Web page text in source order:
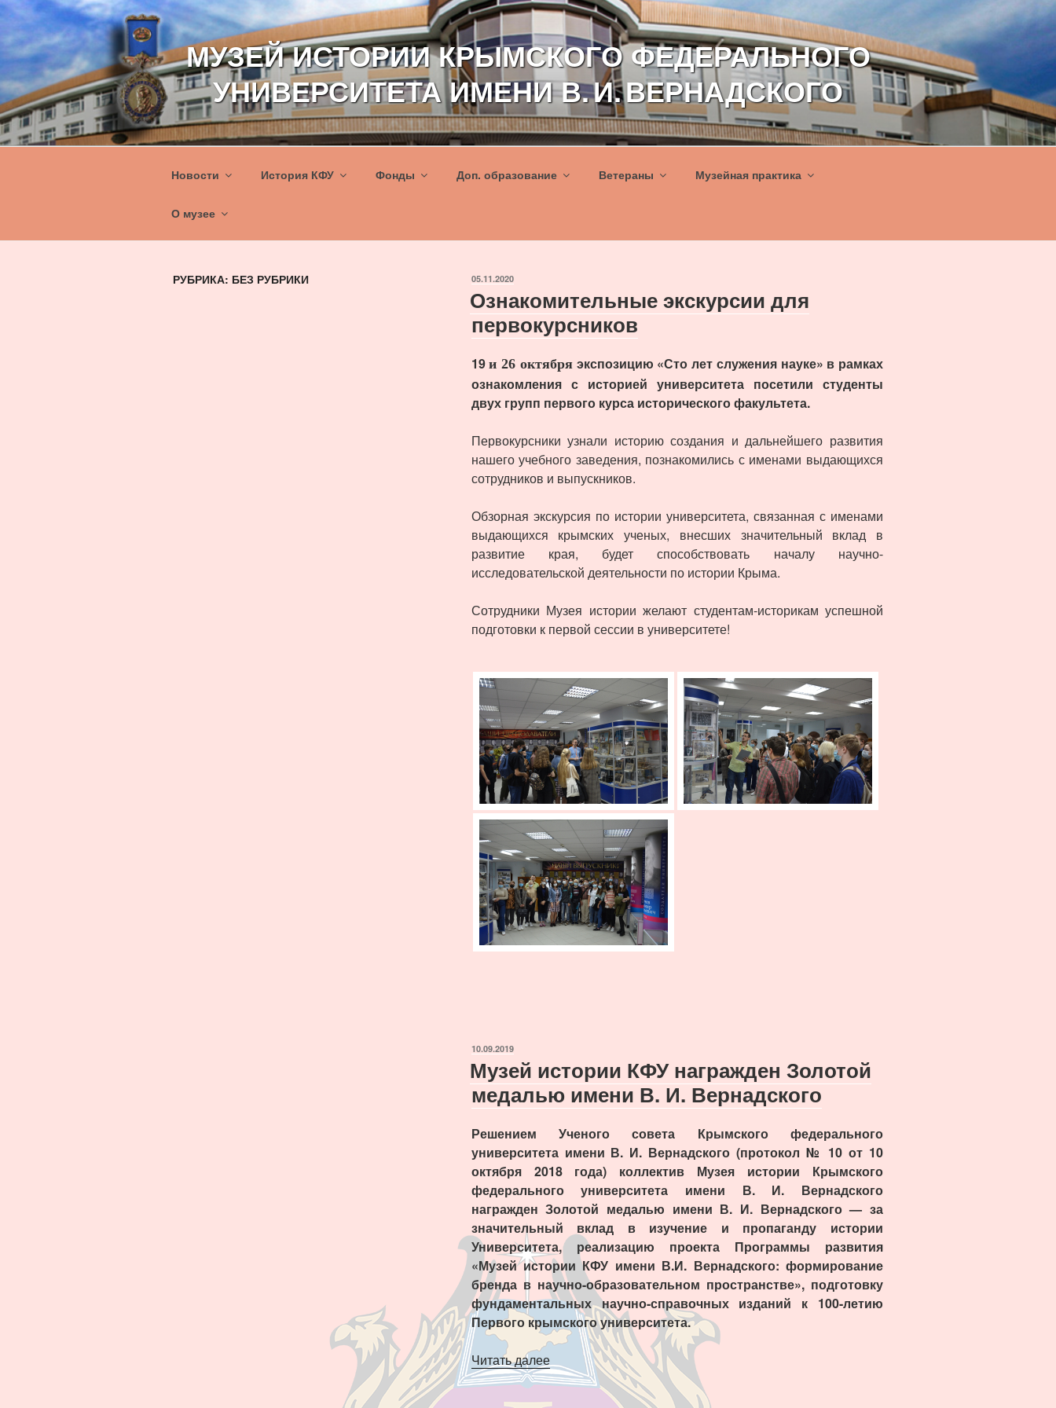
Перейти
содержимому
МУЗЕЙ ИСТОРИИ КРЫМСКОГО ФЕДЕРАЛЬНОГО
УНИВЕРСИТЕТА ИМЕНИ В. И. ВЕРНАДСКОГО
Новости История КФУ Фонды Доп. образование Ветераны Музейная практика
О музее
РУБРИКА: БЕЗ РУБРИКИ ОПУБЛИКОВАНО
05.11.2020
Ознакомительные экскурсии для
первокурсников
19и 26 октябряэкспозицию «Сто лет служения науке» в рамках
ознакомления с историей университета посетили студенты
двух групп первого курса исторического факультета.
Первокурсники узнали историю создания и дальнейшего развития
нашего учебного заведения, познакомились с именами выдающихся
сотрудников и выпускников.
Обзорная экскурсия по истории университета, связанная с именами
выдающихся крымских ученых, внесших значительный вклад в
развитие края, будет способствовать началу научно-
исследовательской деятельности по истории Крыма.
Сотрудники Музея истории желают студентам-историкам успешной
подготовки к первой сессии в университете!
ОПУБЛИКОВАНО
10.09.2019
Музей истории КФУ награжден Золотой
медалью имени В. И. Вернадского
Решением Ученого совета Крымского федерального
университета имени В. И. Вернадского (протокол № 10 от 10
октября 2018 года) коллектив Музея истории Крымского
федерального университета имени В. И. Вернадского
награжден Золотой медалью имени В. И. Вернадского — за
значительный вклад в изучение и пропаганду истории
Университета, реализацию проекта Программы развития
«Музей истории КФУ имени В.И. Вернадского: формирование
бренда в научно-образовательном пространстве», подготовку
фундаментальных научно-справочных изданий к 100-летию
Первого крымского университета.
Читать далее«Музей
истории